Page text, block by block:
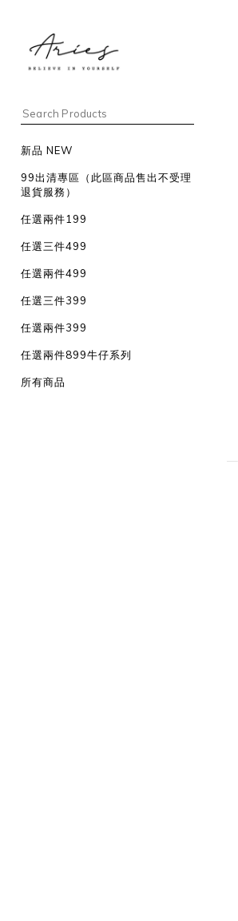
新品 NEW
99出清專區（此區商品售出不受理
退貨服務）
任選兩件199
任選三件499
任選兩件499
任選三件399
任選兩件399
任選兩件899牛仔系列
所有商品